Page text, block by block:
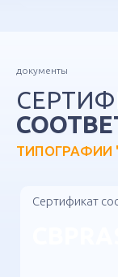
документы
ТИПОГРАФИИ
Сертификат